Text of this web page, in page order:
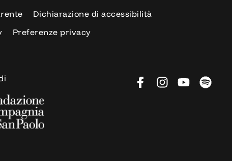
Dichiarazione di accessibilità
Preferenze privacy